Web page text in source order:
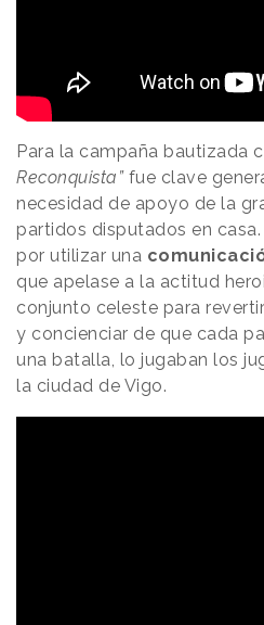
Para la campaña bautizada
Reconquista”fue clave
necesidad de apoyo de la
partidos disputados en
por utilizar una
que apelase a la actitud
conjunto celeste para
y concienciar de que cada
una batalla, lo jugaban los
la ciudad de Vigo.